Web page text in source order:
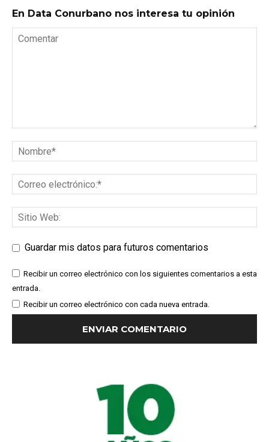
En Data Conurbano nos interesa tu opinión
Guardar mis datos para futuros comentarios
Recibir un correo electrónico con los siguientes comentarios a esta
entrada.
Recibir un correo electrónico con cada nueva entrada.